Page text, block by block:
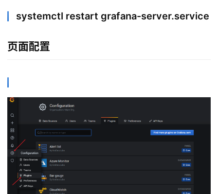
systemctl restart grafana-server.service
页面配置